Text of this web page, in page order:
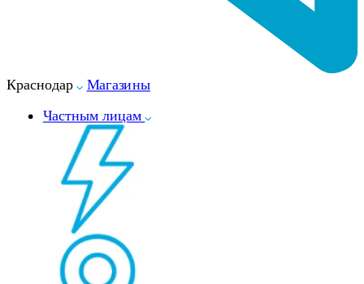
Краснодар
Магазины
Частным лицам